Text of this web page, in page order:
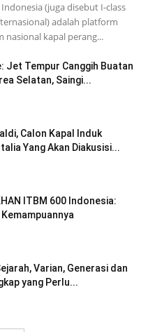
(juga disebut I-class
adalah platform
kapal perang...
Jet Tempur Canggih Buatan
Selatan, Saingi...
Calon Kapal Induk
Yang Akan Diakusisi...
ITBM 600 Indonesia:
Varian, Generasi dan
yang Perlu...